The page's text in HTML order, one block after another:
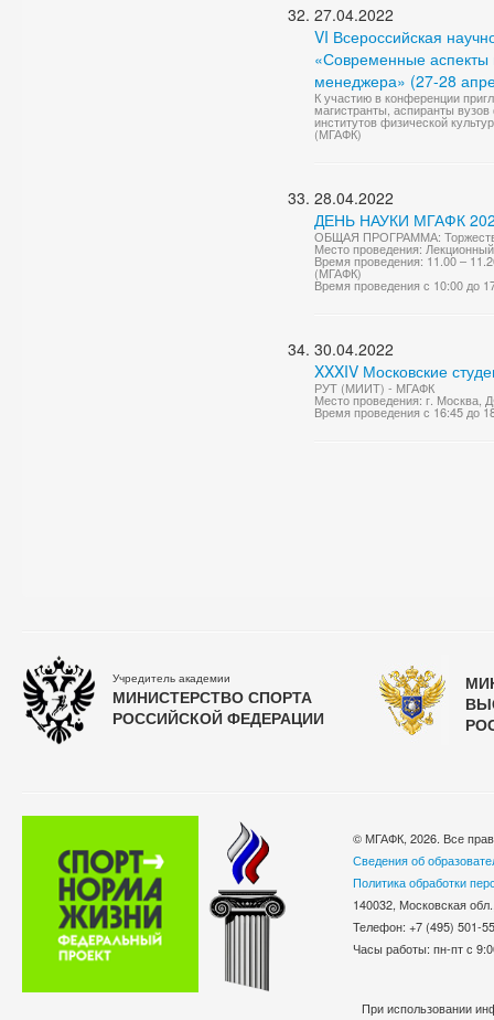
27.04.2022
VI Всероссийская
«Современные аспекты
менеджера» (27-28
К участию в конференции
магистранты, аспиранты
институтов физической
(МГАФК)
28.04.2022
ДЕНЬ НАУКИ МГАФК
ОБЩАЯ ПРОГРАММА:
Место проведения:
Время проведения: 11.00 –
(МГАФК)
Время проведения с 10:00 до
30.04.2022
XXXIV Московские
РУТ (МИИТ) - МГАФК
Место проведения: г.
Время проведения с 16:45 до
Учредитель академии
МИНИСТЕРСТВО СПОРТА
РОССИЙСКОЙ ФЕДЕРАЦИИ
© МГАФК, 2026. Все
Сведения об
Политика обработки
140032, Московская
Телефон: +7 (495)
Часы работы: пн-пт с
При использовании